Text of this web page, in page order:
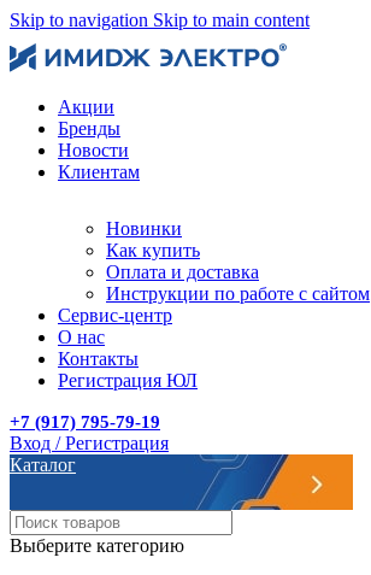
Skip to navigation Skip to main content
Акции
Бренды
Новости
Клиентам
Новинки
Как купить
Оплата и доставка
Инструкции по работе с сайтом
Сервис-центр
О нас
Контакты
Регистрация ЮЛ
+7 (917) 795-79-19
Вход / Регистрация
Каталог
Выберите категорию